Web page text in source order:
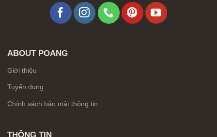
ABOUT POANG
Giới thiệu
Tuyển dụng
Chính sách bảo mật thông tin
THÔNG TIN